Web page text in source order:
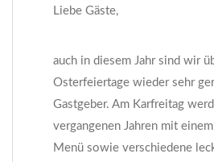
Liebe Gäste,
auch in diesem Jahr sind wir
Osterfeiertage wieder sehr
Gastgeber. Am Karfreitag
vergangenen Jahren mit
Menü sowie verschiedene